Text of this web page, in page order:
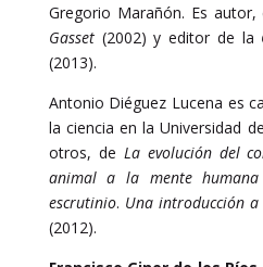
Gregorio Marañón. Es
Gasset (2002) y editor de la
(2013).
Antonio Diéguez Lucena es
la ciencia en la Universidad
otros, de La evolución del
animal a la mente humana
escrutinio. Una introducción
(2012).